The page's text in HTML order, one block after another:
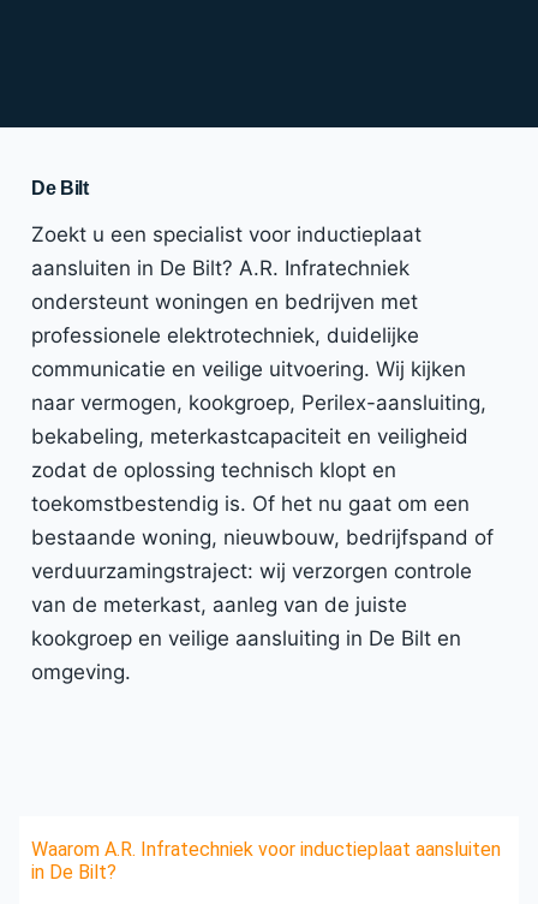
De Bilt
Zoekt u een specialist voor inductieplaat
aansluiten in De Bilt? A.R. Infratechniek
ondersteunt woningen en bedrijven met
professionele elektrotechniek, duidelijke
communicatie en veilige uitvoering. Wij kijken
naar vermogen, kookgroep, Perilex-aansluiting,
bekabeling, meterkastcapaciteit en veiligheid
zodat de oplossing technisch klopt en
toekomstbestendig is. Of het nu gaat om een
bestaande woning, nieuwbouw, bedrijfspand of
verduurzamingstraject: wij verzorgen controle
van de meterkast, aanleg van de juiste
kookgroep en veilige aansluiting in De Bilt en
omgeving.
Waarom A.R. Infratechniek voor inductieplaat aansluiten
in De Bilt?